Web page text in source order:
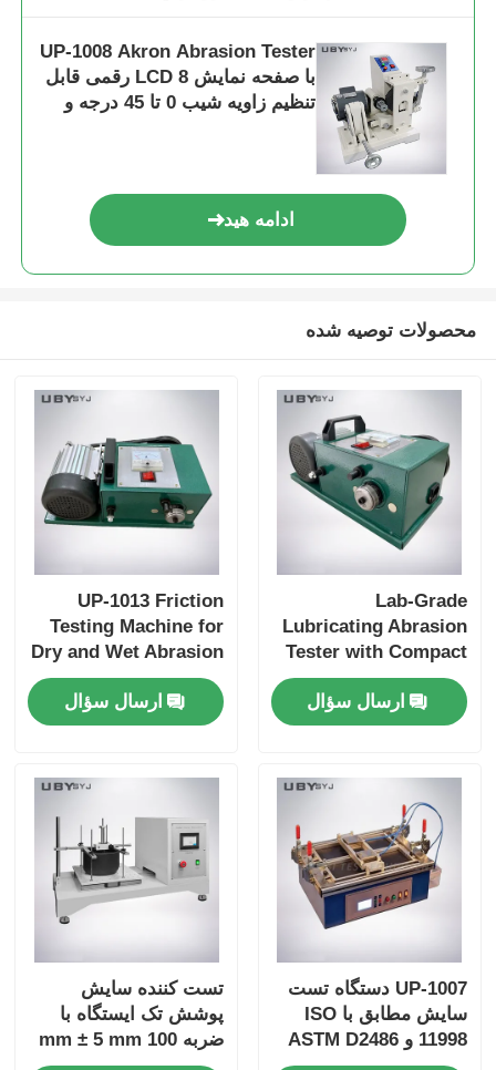
UP-1008 Akron Abrasion Tester
با صفحه نمایش LCD 8 رقمی قابل
تنظیم زاویه شیب 0 تا 45 درجه و
ادامه هید
محصولات توصیه شده
Lab-Grade
Lubricating Abrasion
Tester with Compact
Structure and User-
Friendly Interface for
Friction and Wear
ارسال سؤال
UP-1013 Friction
Testing Machine for
Dry and Wet Abrasion
Test with Adjustable
Load Range and Real-
time Friction
ارسال سؤال
UP-1007 دستگاه تست
سایش مطابق با ISO
11998 و ASTM D2486
با فرکانس حرکت برس
تست کننده سایش
پوشش تک ایستگاه با
ضربه 100 mm ± 5 mm
و سرعت 6.5 ± 0.2m /